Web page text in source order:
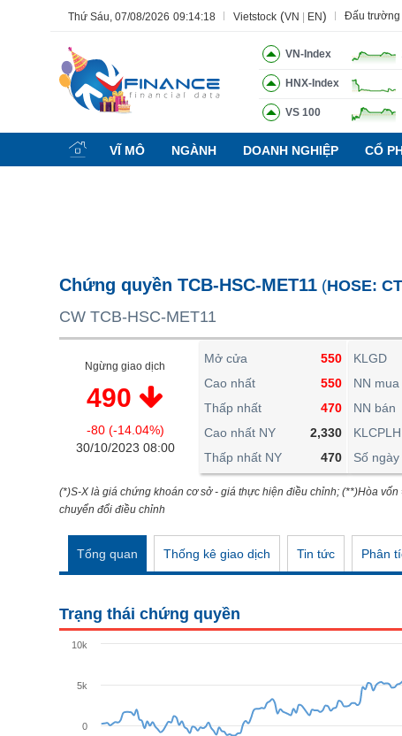
Thứ Sáu, 07/08/2026 09:14:19 Vietstock (VN EN) Đấu trường
VN-Index
HNX-Index
VS 100
VĨ MÔ NGÀNH DOANH NGHIỆP CỔ
Chứng quyền TCB-HSC-MET11 (HOSE:
CW TCB-HSC-MET11
Ngừng giao dịch
490
-80 (-14.04%)
30/10/2023 08:00
Mở cửa
550
Cao nhất
550
Thấp nhất
470
Cao nhất NY
2,330
Thấp nhất NY
470
KLGD
NN mua
NN bán
KLCPLH
Số
(*)S-X là giá chứng khoán cơ sở - giá thực hiện điều chỉnh; (**)Hòa
chuyển đổi điều chỉnh
Tổng quan Thống kê giao dịch Tin tức Phân
Trạng thái chứng quyền
0
5k
10k
Tính năng Ngành Mã chứng khoán Lãnh
BẤT ĐỘNG SẢN
TÀI CHÍNH
KINH TẾ
THẾ GIỚI
ĐÔNG DƯƠNG
PHÂN TÍCH
VS-SECTOR
NGUYÊN VẬT LIỆU
TIÊU DÙNG KHÔNG THIẾT YẾU
TIÊU DÙNG THIẾT YẾU